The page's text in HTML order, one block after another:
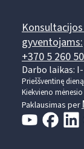
gyventojams:
+370 5 260
Darbo laikas: I-
Prieššventinę
Kiekvieno
Paklausimas per